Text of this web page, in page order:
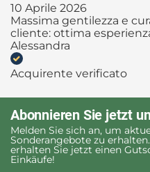
10 Aprile 2026
Massima gentilezza e
cliente: ottima
Alessandra
Acquirente verificato
Abonnieren Sie jetzt
Melden Sie sich an, um
Sonderangebote zu
erhalten Sie jetzt einen
Einkäufe!